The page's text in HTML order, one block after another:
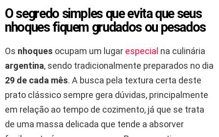
O segredo simples que evita que seus
nhoques fiquem grudados ou pesados
Os nhoques ocupam um lugar especial na culinária
argentina, sendo tradicionalmente preparados no dia
29 de cada mês. A busca pela textura certa deste
prato clássico sempre gera dúvidas, principalmente
em relação ao tempo de cozimento, já que se trata
de uma massa delicada que tende a absorver